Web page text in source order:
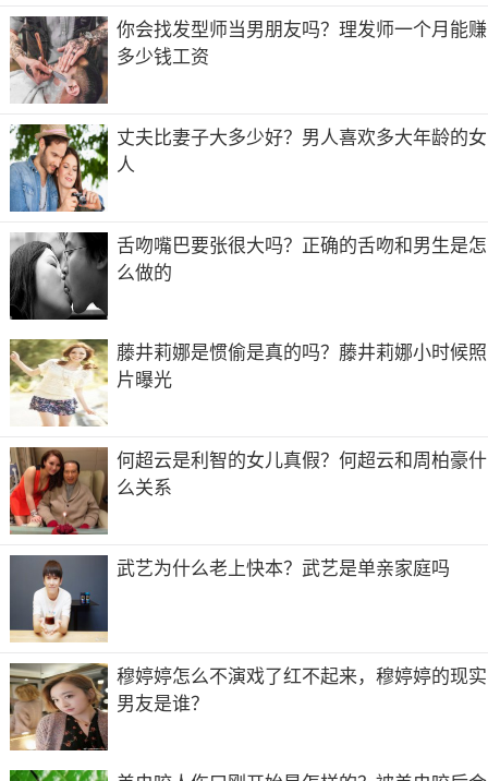
江苏有哪些好玩的地方江苏和周边有哪
些好玩的地方
南京：中山陵风景区、汤山温泉、玄武湖公园、夫子庙、红
山森林动物园、珍珠泉、老山国家森林公园、明孝陵、总统
府、栖霞山、雨花台风景名胜区 、南京江心洲镇等。
江苏虞山国家森林公园国家森林公园5A景区江苏虞山国家
森林公园坐落在沙家浜、阳澄湖畔，宛如一颗璀璨的绿色明
珠，镶嵌在美丽的江南水乡。其东南端延伸至历史文化名城
江苏省常熟市，西南端依附尚湖。
江苏好玩的旅游景点有江苏古典园林、云台山风景名胜区、
江苏的古典园林有很多，其中最著名的莫过于苏州园林。
你会找发型师当男朋友吗？理发师一个月能赚
多少钱工资
丈夫比妻子大多少好？男人喜欢多大年龄的女
人
舌吻嘴巴要张很大吗？正确的舌吻和男生是怎
么做的
藤井莉娜是惯偷是真的吗？藤井莉娜小时候照
片曝光
何超云是利智的女儿真假？何超云和周柏豪什
么关系
武艺为什么老上快本？武艺是单亲家庭吗
穆婷婷怎么不演戏了红不起来，穆婷婷的现实
男友是谁？